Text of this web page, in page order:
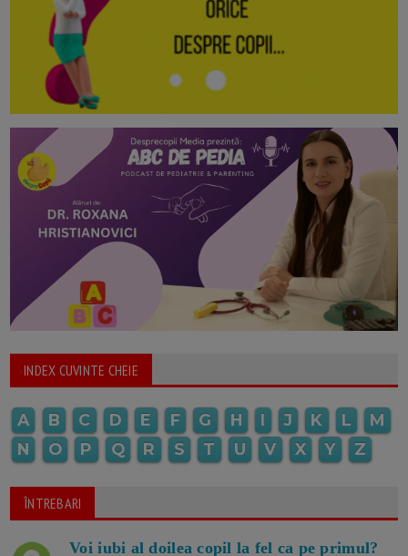
INDEX CUVINTE CHEIE
A B C D E F G H I J K L
M
N
O P Q R S T U V X Y Z
ÎNTREBARI
Voi iubi al doilea copil la fel ca pe primul?